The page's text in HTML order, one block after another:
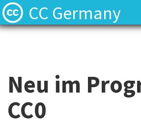
CC Germany
FAQ
FAQ
Neu im
CC0